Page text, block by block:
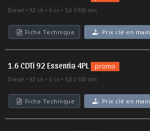
Diesel 92 ch 6 cv 5,0 l/100 km
Fiche Technique Prix clé en main
1.6 CDTi 92 Essentia 4PL promo
Diesel 92 ch 6 cv 5,0 l/100 km
Fiche Technique Prix clé en main